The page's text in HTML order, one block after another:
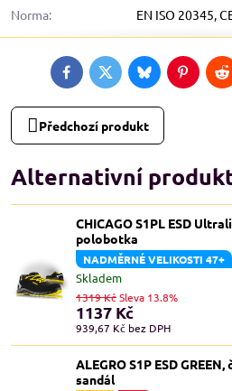
Norma: EN ISO 20345,
FacebookTwitterBlueskyPinterest
Předchozí produkt
Alternativní
CHICAGO S1PL ESD
polobotka
NADMĚRNÉ VELIKOSTI 47+
Skladem
1137 Kč
939,67 Kč bez DPH
1319 KčSleva 13.8%
ALEGRO S1P ESD
sandál